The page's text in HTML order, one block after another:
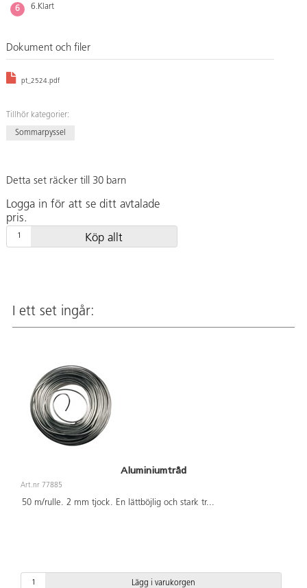
6.Klart
Dokument och filer
pt_2524.pdf
Tillhör kategorier:
Sommarpyssel
Detta set räcker till 30 barn
Logga in för att se ditt avtalade
pris.
Köp allt
I ett set ingår:
Aluminiumtråd
Art.nr 77885
50 m/rulle. 2 mm tjock. En lättböjlig och stark tr...
Lägg i varukorgen